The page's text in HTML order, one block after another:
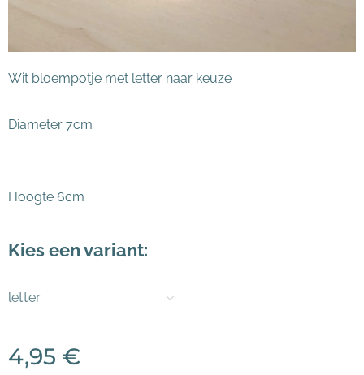
Wit bloempotje met letter naar keuze
Diameter 7cm
Hoogte 6cm
Kies een variant:
letter
4,95 €